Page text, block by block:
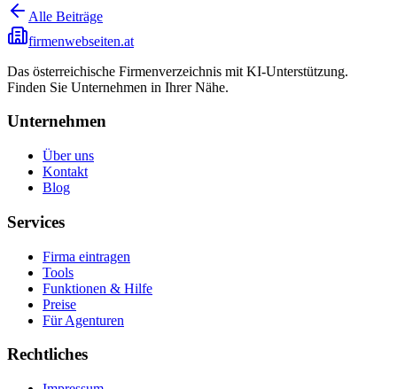
Alle Beiträge
firmenwebseiten.at
Das österreichische Firmenverzeichnis mit KI-Unterstützung.
Finden Sie Unternehmen in Ihrer Nähe.
Unternehmen
Über uns
Kontakt
Blog
Services
Firma eintragen
Tools
Funktionen & Hilfe
Preise
Für Agenturen
Rechtliches